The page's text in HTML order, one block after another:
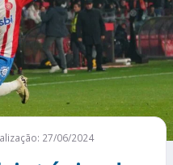
27/06/2024